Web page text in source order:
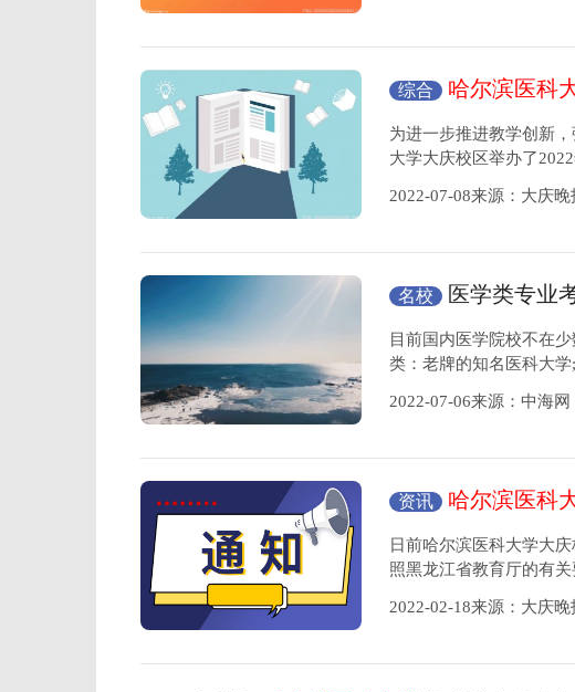
综合 哈尔滨医科
范大赛
为进一步推进教学创新
大学大庆校区举办了
2022-07-08来源：大庆晚
名校
医学类专业
考研学校推荐
目前国内医学院校不在
类：老牌的知名医科大
2022-07-06来源：中海网
资讯 哈尔滨医科
些人员暂不返校
日前哈尔滨医科大学大
照黑龙江省教育厅的有
2022-02-18来源：大庆晚